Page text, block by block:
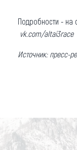
Подробности - на
vk.com/altai3race
Источник: пресс-